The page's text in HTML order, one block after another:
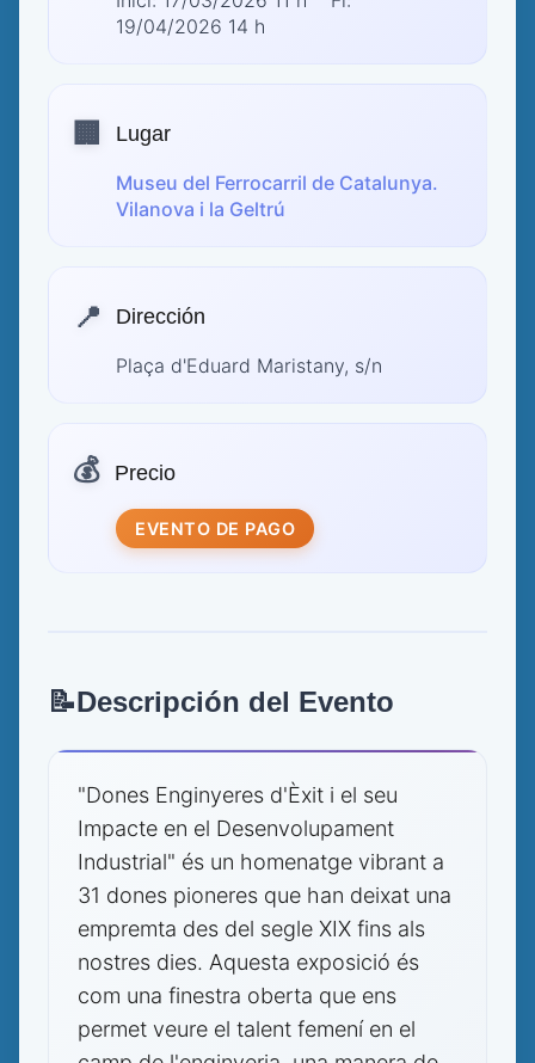
19/04/2026 14 h
🏢 Lugar
Museu del Ferrocarril de Catalunya.
Vilanova i la Geltrú
📍 Dirección
Plaça d'Eduard Maristany, s/n
💰 Precio
EVENTO DE PAGO
📝Descripción del Evento
"Dones Enginyeres d'Èxit i el seu
Impacte en el Desenvolupament
Industrial" és un homenatge vibrant a
31 dones pioneres que han deixat una
empremta des del segle XIX fins als
nostres dies. Aquesta exposició és
com una finestra oberta que ens
permet veure el talent femení en el